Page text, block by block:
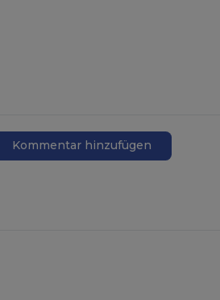
Kommentar hinzufügen